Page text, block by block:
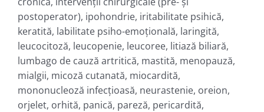
postoperator), ipohondrie, iritabilitate psihică,
keratită, labilitate psiho-emoţională, laringită,
leucocitoză, leucopenie, leucoree, litiază biliară,
lumbago de cauză artritică, mastită, menopauză,
mialgii, micoză cutanată, miocardită,
mononucleoză infecţioasă, neurastenie, oreion,
orjelet, orhită, panică, pareză, pericardită,